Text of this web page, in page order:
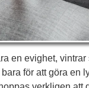
en evighet, vintrar
för att göra en